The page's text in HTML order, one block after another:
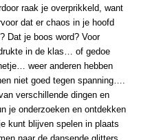
raak je overprikkeld, want
dat er chaos in je hoofd
Dat je boos word? Voor
in de klas… of gedoe
weer anderen hebben
niet goed tegen spanning….
verschillende dingen en
je onderzoeken en ontdekken
kunt blijven spelen in plaats